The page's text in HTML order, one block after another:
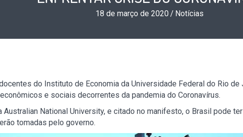
18 de março de 2020 / Notícias
do Instituto de Economia da Universidade Federal do Rio
e sociais decorrentes da pandemia do Coronavírus.
National University, e citado no manifesto, o Brasil pode
tomadas pelo governo.